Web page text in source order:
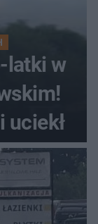
latki w
uciekł